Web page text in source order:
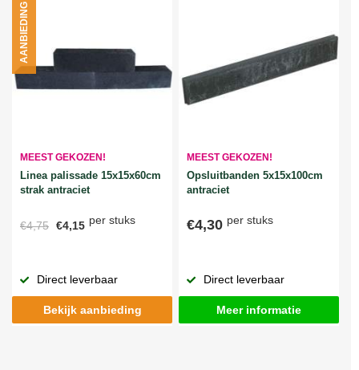
MEEST GEKOZEN!
Linea palissade 15x15x60cm
strak antraciet
€4,75 €4,15 per stuks
AANBIEDING
Direct leverbaar
Bekijk aanbieding
MEEST GEKOZEN!
Opsluitbanden 5x15x100cm
antraciet
€4,30 per stuks
Direct leverbaar
Meer informatie